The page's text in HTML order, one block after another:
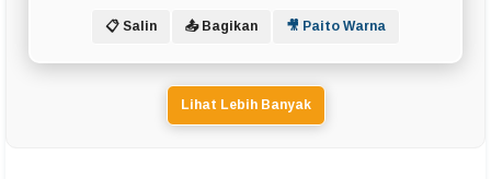
📋 Salin 📤 Bagikan 🎥 Paito Warna
Lihat Lebih Banyak